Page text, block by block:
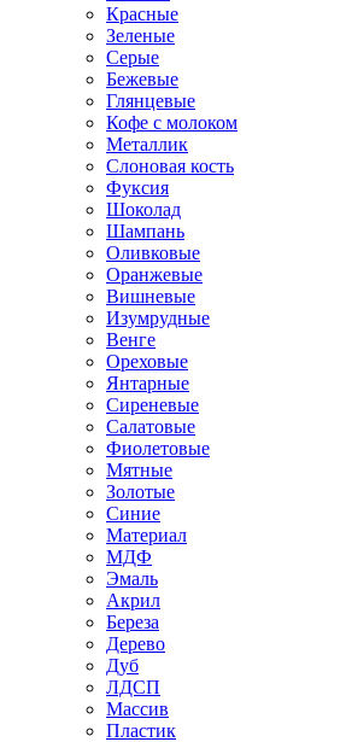
Красные
Зеленые
Серые
Бежевые
Глянцевые
Кофе с молоком
Металлик
Слоновая кость
Фуксия
Шоколад
Шампань
Оливковые
Оранжевые
Вишневые
Изумрудные
Венге
Ореховые
Янтарные
Сиреневые
Салатовые
Фиолетовые
Мятные
Золотые
Синие
Материал
МДФ
Эмаль
Акрил
Береза
Дерево
Дуб
ЛДСП
Массив
Пластик